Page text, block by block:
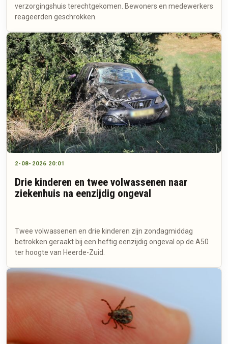
verzorgingshuis terechtgekomen. Bewoners en medewerkers
reageerden geschrokken.
2-08-2026 20:01
Drie kinderen en twee volwassenen naar
ziekenhuis na eenzijdig ongeval
Twee volwassenen en drie kinderen zijn zondagmiddag
betrokken geraakt bij een heftig eenzijdig ongeval op de A50
ter hoogte van Heerde-Zuid.